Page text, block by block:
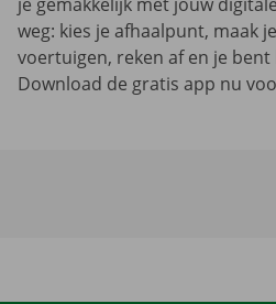
weg: kies je afhaalpunt, maak
voertuigen, reken af en je
Download de gratis app nu